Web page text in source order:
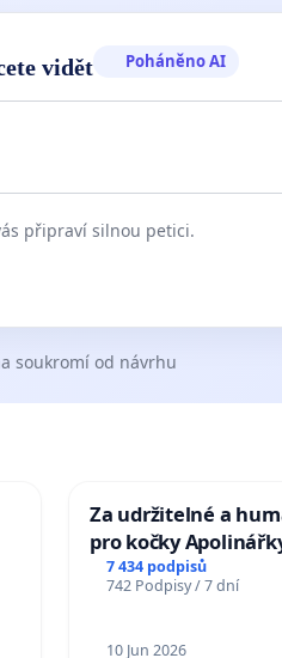
vidět Poháněno AI
připraví silnou petici.
soukromí od návrhu
Za udržitelné a
pro kočky
7 434 podpisů
742 Podpisy / 7 dní
10 Jun 2026